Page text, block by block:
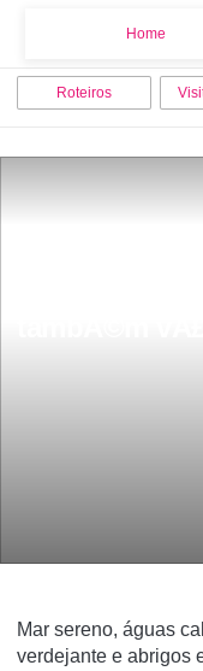
Home
Roteiros
Mar sereno, águas
verdejante e abrigos